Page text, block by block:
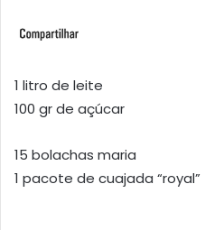
1 litro de leite
100 gr de açúcar
15 bolachas maria
1 pacote de cuajada “royal”